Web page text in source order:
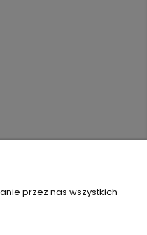
przez nas wszystkich